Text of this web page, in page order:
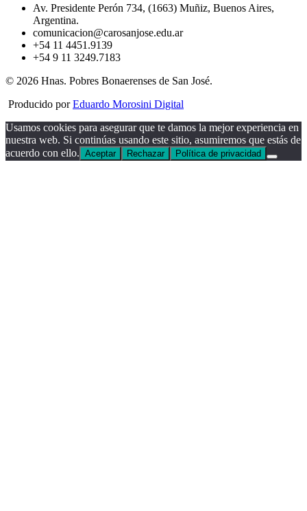
Av. Presidente Perón 734, (1663) Muñiz, Buenos Aires,
Argentina.
comunicacion@carosanjose.edu.ar
+54 11 4451.9139
+54 9 11 3249.7183
© 2026 Hnas. Pobres Bonaerenses de San José.
Producido porEduardo Morosini Digital
Usamos cookies para asegurar que te damos la mejor experiencia en
nuestra web. Si continúas usando este sitio, asumiremos que estás de
acuerdo con ello. Aceptar Rechazar Política de privacidad